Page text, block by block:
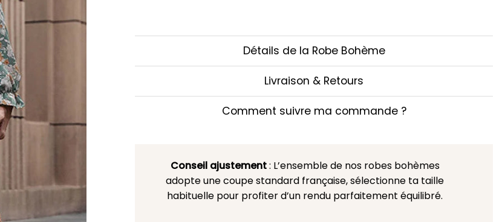
Détails de la Robe Bohème
Livraison & Retours
Comment suivre ma commande ?
Conseil ajustement: L’ensemble de nos robes bohèmes
adopte une coupe standard française, sélectionne ta taille
habituelle pour profiter d’un rendu parfaitement équilibré.